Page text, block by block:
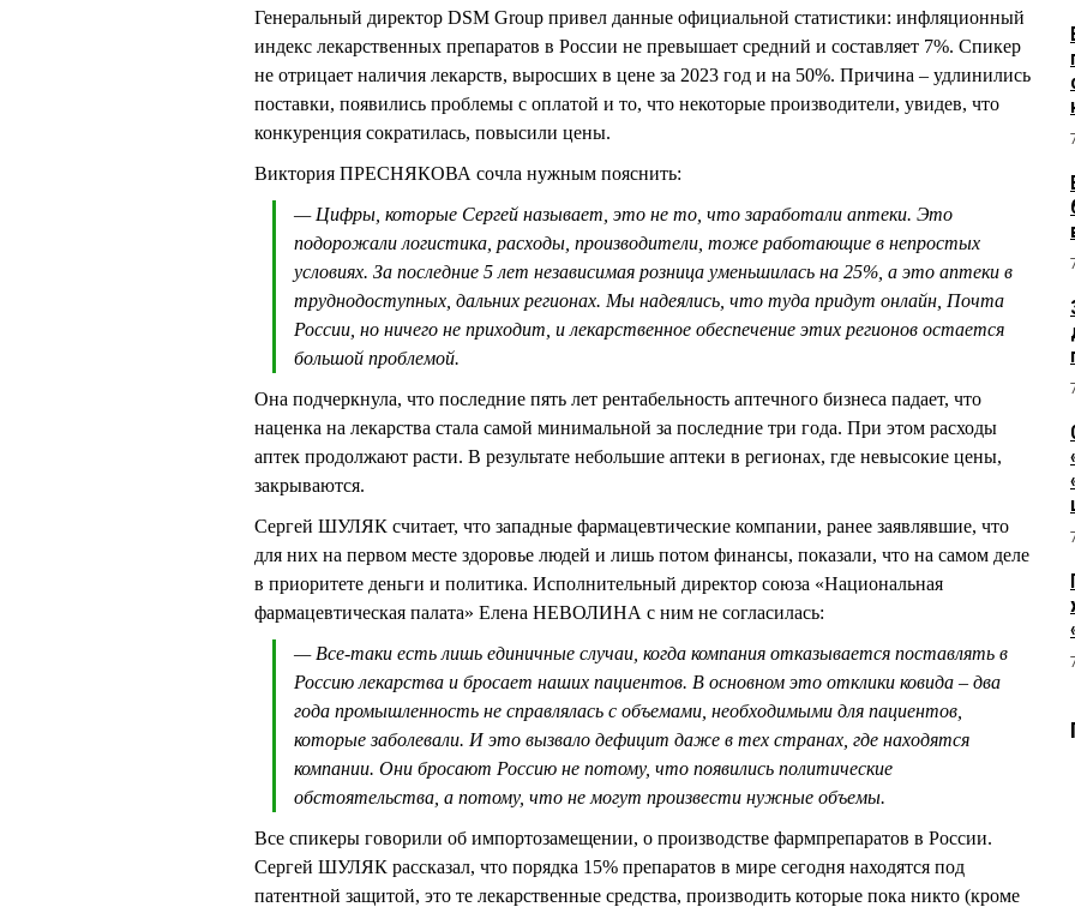
Генеральный директор DSM Group привел данные официальной статистики: инфляционный
индекс лекарственных препаратов в России не превышает средний и составляет 7%. Спикер
не отрицает наличия лекарств, выросших в цене за 2023 год и на 50%. Причина – удлинились
поставки, появились проблемы с оплатой и то, что некоторые производители, увидев, что
конкуренция сократилась, повысили цены.
Виктория ПРЕСНЯКОВА сочла нужным пояснить:
— Цифры, которые Сергей называет, это не то, что заработали аптеки. Это
подорожали логистика, расходы, производители, тоже работающие в непростых
условиях. За последние 5 лет независимая розница уменьшилась на 25%, а это аптеки в
труднодоступных, дальних регионах. Мы надеялись, что туда придут онлайн, Почта
России, но ничего не приходит, и лекарственное обеспечение этих регионов остается
большой проблемой.
Она подчеркнула, что последние пять лет рентабельность аптечного бизнеса падает, что
наценка на лекарства стала самой минимальной за последние три года. При этом расходы
аптек продолжают расти. В результате небольшие аптеки в регионах, где невысокие цены,
закрываются.
Сергей ШУЛЯК считает, что западные фармацевтические компании, ранее заявлявшие, что
для них на первом месте здоровье людей и лишь потом финансы, показали, что на самом деле
в приоритете деньги и политика. Исполнительный директор союза «Национальная
фармацевтическая палата» Елена НЕВОЛИНА с ним не согласилась:
— Все-таки есть лишь единичные случаи, когда компания отказывается поставлять в
Россию лекарства и бросает наших пациентов. В основном это отклики ковида – два
года промышленность не справлялась с объемами, необходимыми для пациентов,
которые заболевали. И это вызвало дефицит даже в тех странах, где находятся
компании. Они бросают Россию не потому, что появились политические
обстоятельства, а потому, что не могут произвести нужные объемы.
Все спикеры говорили об импортозамещении, о производстве фармпрепаратов в России.
Сергей ШУЛЯК рассказал, что порядка 15% препаратов в мире сегодня находятся под
патентной защитой, это те лекарственные средства, производить которые пока никто (кроме